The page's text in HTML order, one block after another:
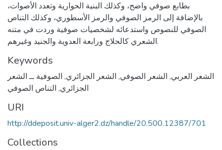
بطابع صوفي واضح، وكذلك البنية الحوارية وتعدد الأصوات،
بالإضافة إلى الرمز الصوفي والرمز الأسطوري، وكذلك التناص
الصوفي للنصوص واستدعائه لشخصيات صوفية وردت في متنه
الشعري كالحلاج ورابعة العدوية والجنيد وغيرهم.
Keywords
الشعر العربي, الشعر الصوفي, الشعر الجزائري, الصوفية ــ الشعر
الجزائري, التناص الصوفي
URI
http://ddeposit.univ-alger2.dz/handle/20.500.12387/701
Collections